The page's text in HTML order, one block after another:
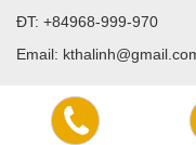
ĐT: +84968-999-970
Email:
Showroom Thanh Hóa
tp.Thanh Hóa